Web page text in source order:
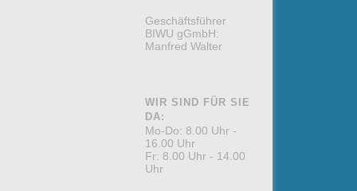
Geschäftsführer
BIWU gGmbH:
Manfred Walter
WIR SIND FÜR SIE
DA:
Mo-Do: 8.00 Uhr -
16.00 Uhr
Fr: 8.00 Uhr - 14.00
Uhr